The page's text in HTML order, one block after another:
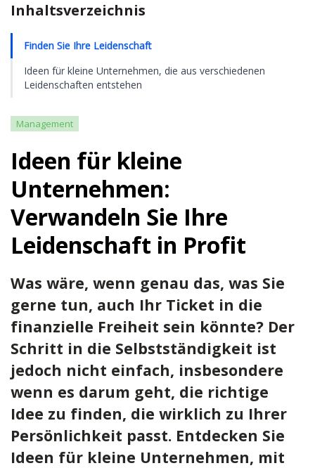
Inhaltsverzeichnis
Finden Sie Ihre Leidenschaft
Ideen für kleine Unternehmen, die aus verschiedenen
Leidenschaften entstehen
Management
Ideen für kleine
Unternehmen:
Verwandeln Sie Ihre
Leidenschaft in Profit
Was wäre, wenn genau das, was Sie
gerne tun, auch Ihr Ticket in die
finanzielle Freiheit sein könnte? Der
Schritt in die Selbstständigkeit ist
jedoch nicht einfach, insbesondere
wenn es darum geht, die richtige
Idee zu finden, die wirklich zu Ihrer
Persönlichkeit passt. Entdecken Sie
Ideen für kleine Unternehmen, mit